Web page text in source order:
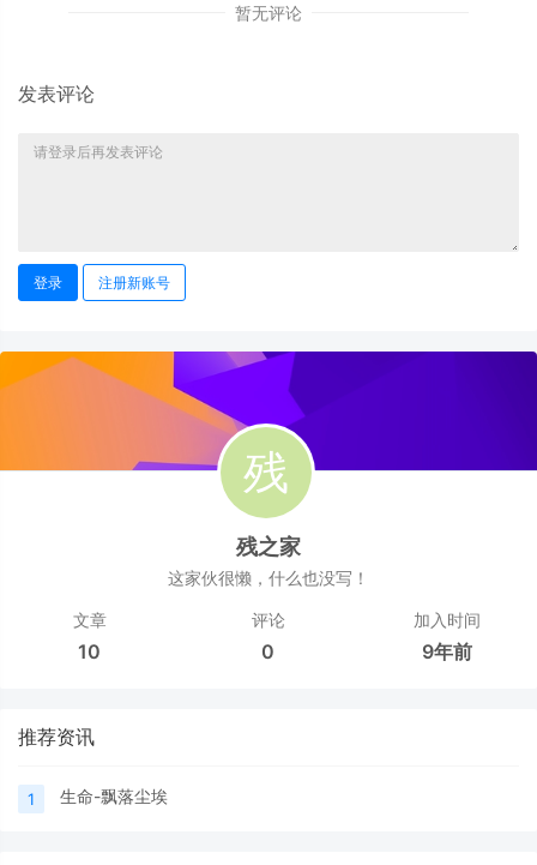
暂无评论
发表评论
登录 注册新账号
残之家
这家伙很懒，什么也没写！
文章
10
评论
0
加入时间
9年前
推荐资讯
1 生命-飘落尘埃